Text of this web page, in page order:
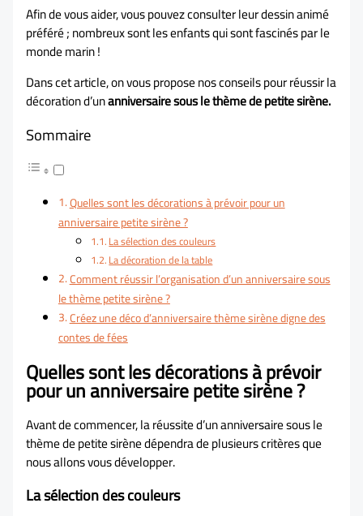
Afin de vous aider, vous pouvez consulter leur dessin animé
préféré ; nombreux sont les enfants qui sont fascinés par le
monde marin !
Dans cet article, on vous propose nos conseils pour réussir la
décoration d’unanniversaire sous le thème de petite sirène.
Sommaire
Quelles sont les décorations à prévoir pour un
anniversaire petite sirène ?
La sélection des couleurs
La décoration de la table
Comment réussir l’organisation d’un anniversaire sous
le thème petite sirène ?
Créez une déco d’anniversaire thème sirène digne des
contes de fées
Quelles sont les décorations à prévoir
pour un anniversaire petite sirène ?
Avant de commencer, la réussite d’un anniversaire sous le
thème de petite sirène dépendra de plusieurs critères que
nous allons vous développer.
La sélection des couleurs